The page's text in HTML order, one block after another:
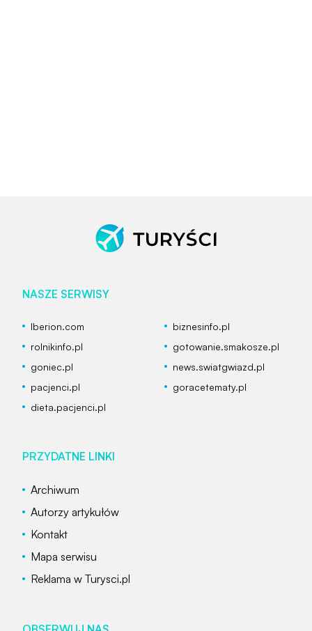
NASZE SERWISY
Iberion.com
biznesinfo.pl
rolnikinfo.pl
gotowanie.smakosze.pl
goniec.pl
news.swiatgwiazd.pl
pacjenci.pl
goracetematy.pl
dieta.pacjenci.pl
PRZYDATNE LINKI
Archiwum
Autorzy artykułów
Kontakt
Mapa serwisu
Reklama w Turysci.pl